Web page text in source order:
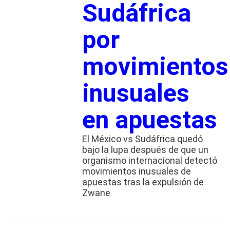
Sudáfrica
por
movimientos
inusuales
en apuestas
El México vs Sudáfrica quedó
bajo la lupa después de que un
organismo internacional detectó
movimientos inusuales de
apuestas tras la expulsión de
Zwane